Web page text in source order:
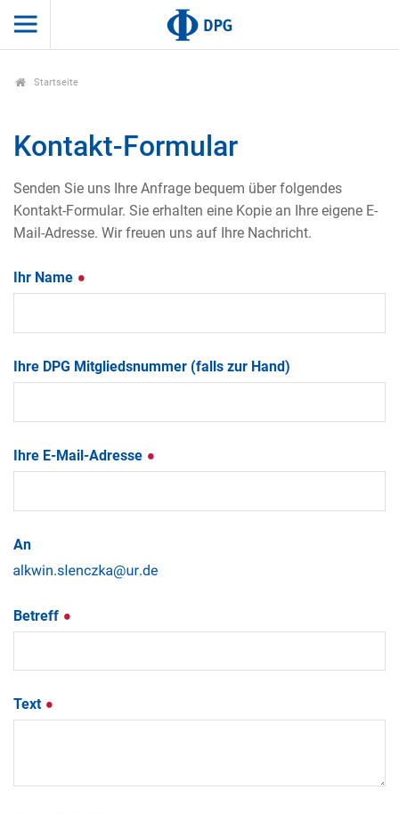
Startseite
Kontakt-Formular
Senden Sie uns Ihre Anfrage bequem über folgendes
Kontakt-Formular. Sie erhalten eine Kopie an Ihre eigene E-
Mail-Adresse. Wir freuen uns auf Ihre Nachricht.
Ihr Name
Ihre DPG Mitgliedsnummer (falls zur Hand)
Ihre E-Mail-Adresse
An
Betreff
Text